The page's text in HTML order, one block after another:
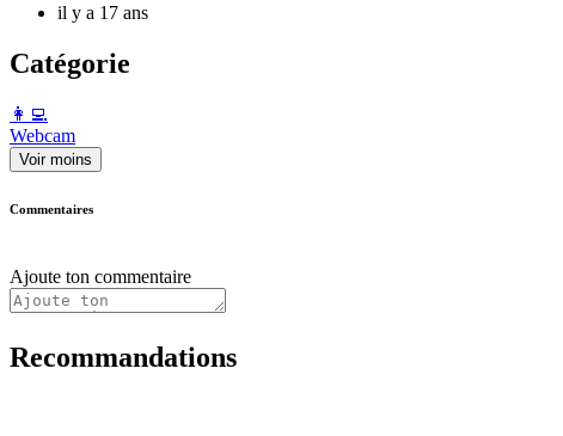
il y a 17 ans
Catégorie
️👩‍💻️
Webcam
Voir moins
Commentaires
Ajoute ton commentaire
Recommandations